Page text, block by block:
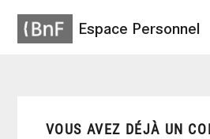
Espace Personnel
VOUS AVEZ DÉJÀ UN